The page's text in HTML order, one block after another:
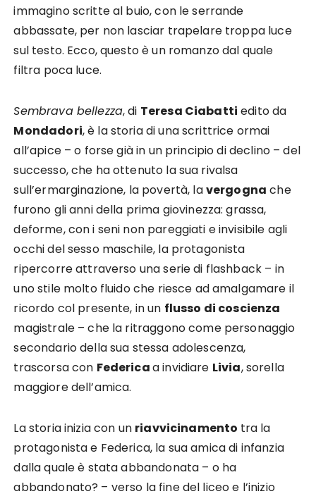
immagino scritte al buio, con le serrande
abbassate, per non lasciar trapelare troppa luce
sul testo. Ecco, questo è un romanzo dal quale
filtra poca luce.
Sembrava bellezza, di Teresa Ciabatti edito da
Mondadori, è la storia di una scrittrice ormai
all’apice – o forse già in un principio di declino – del
successo, che ha ottenuto la sua rivalsa
sull’ermarginazione, la povertà, lavergogna che
furono gli anni della prima giovinezza: grassa,
deforme, con i seni non pareggiati e invisibile agli
occhi del sesso maschile, la protagonista
ripercorre attraverso una serie di flashback – in
uno stile molto fluido che riesce ad amalgamare il
ricordo col presente, in un flusso di coscienza
magistrale – che la ritraggono come personaggio
secondario della sua stessa adolescenza,
trascorsa con Federicaa invidiare Livia, sorella
maggiore dell’amica.
La storia inizia con un riavvicinamento tra la
protagonista e Federica, la sua amica di infanzia
dalla quale è stata abbandonata – o ha
abbandonato? – verso la fine del liceo e l’inizio